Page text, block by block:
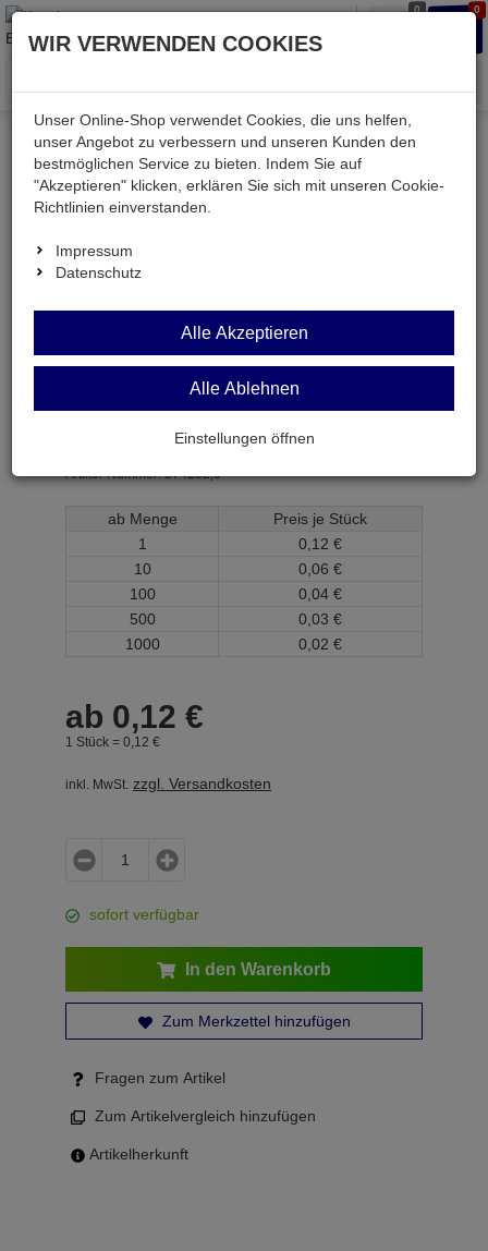
0 0
Menü
Weiter einkaufen Kessler electronic
passiv
Kondensatoren
0805 X7R 4700PF
0805 X7R
4700PF
4,7nF X7R
Artikel-Nummer:574252;0
ab Menge
Preis je Stück
1
0, 12 €
10
0, 06 €
100
0, 04 €
500
0, 03 €
1000
0, 02 €
ab 0,12 €
1 Stück = 0, 12 €
inkl. MwSt. zzgl. Versandkosten
sofort verfügbar
In den Warenkorb
Zum Merkzettel hinzufügen
Fragen zum Artikel
Zum Artikelvergleich hinzufügen
Artikelherkunft
WIR VERWENDEN COOKIES
Unser Online-Shop verwendet Cookies, die uns helfen,
unser Angebot zu verbessern und unseren Kunden den
bestmöglichen Service zu bieten. Indem Sie auf
"Akzeptieren" klicken, erklären Sie sich mit unseren Cookie-
Richtlinien einverstanden.
Impressum
Datenschutz
Alle Akzeptieren
Alle Ablehnen
Einstellungen öffnen